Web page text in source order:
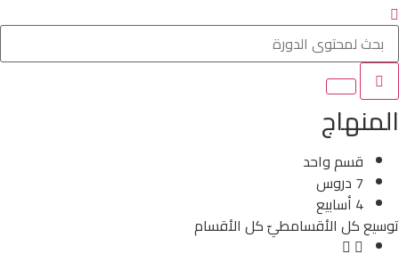
المنهاج
قسم واحد
7 دروس
4 أسابيع
توسيع كل الأقسامطيّ كل الأقسام